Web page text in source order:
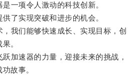
项令人激动的科技创新。
实现突破和进步的机会。
们能够快速成长、实现目标，创
。
速器的力量，迎接未来的挑战，
故事。